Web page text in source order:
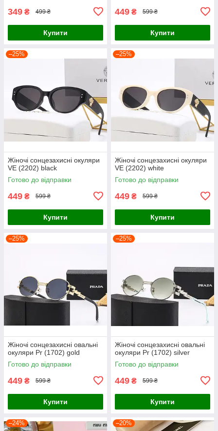
349 ₴ 499 ₴
Купити
449 ₴ 599 ₴
Купити
–25%
Жіночі сонцезахисні окуляри
VE (2202) black
Готово до відправки
449 ₴ 599 ₴
Купити
–25%
Жіночі сонцезахисні окуляри
VE (2202) white
Готово до відправки
449 ₴ 599 ₴
Купити
–25%
Жіночі сонцезахисні овальні
окуляри Pr (1702) gold
Готово до відправки
449 ₴ 599 ₴
Купити
–25%
Жіночі сонцезахисні овальні
окуляри Pr (1702) silver
Готово до відправки
449 ₴ 599 ₴
Купити
–24% –20%